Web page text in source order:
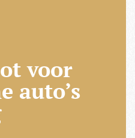
voor
auto’s